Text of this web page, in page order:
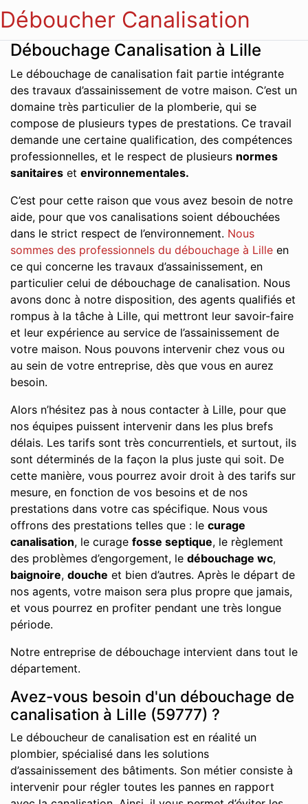
Déboucher Canalisation
Débouchage Canalisation à Lille
Le débouchage de canalisation fait partie intégrante
des travaux d’assainissement de votre maison. C’est un
domaine très particulier de la plomberie, qui se
compose de plusieurs types de prestations. Ce travail
demande une certaine qualification, des compétences
professionnelles, et le respect de plusieurs normes
sanitaires et environnementales.
C’est pour cette raison que vous avez besoin de notre
aide, pour que vos canalisations soient débouchées
dans le strict respect de l’environnement. Nous
sommes des professionnels du débouchage à Lille en
ce qui concerne les travaux d’assainissement, en
particulier celui de débouchage de canalisation. Nous
avons donc à notre disposition, des agents qualifiés et
rompus à la tâche à Lille, qui mettront leur savoir-faire
et leur expérience au service de l’assainissement de
votre maison. Nous pouvons intervenir chez vous ou
au sein de votre entreprise, dès que vous en aurez
besoin.
Alors n’hésitez pas à nous contacter à Lille, pour que
nos équipes puissent intervenir dans les plus brefs
délais. Les tarifs sont très concurrentiels, et surtout, ils
sont déterminés de la façon la plus juste qui soit. De
cette manière, vous pourrez avoir droit à des tarifs sur
mesure, en fonction de vos besoins et de nos
prestations dans votre cas spécifique. Nous vous
offrons des prestations telles que : le curage
canalisation, le curage fosse septique, le règlement
des problèmes d’engorgement, le débouchage wc,
baignoire, douche et bien d’autres. Après le départ de
nos agents, votre maison sera plus propre que jamais,
et vous pourrez en profiter pendant une très longue
période.
Notre entreprise de débouchage intervient dans tout le
département.
Avez-vous besoin d'un débouchage de
canalisation à Lille (59777) ?
Le déboucheur de canalisation est en réalité un
plombier, spécialisé dans les solutions
d’assainissement des bâtiments. Son métier consiste à
intervenir pour régler toutes les pannes en rapport